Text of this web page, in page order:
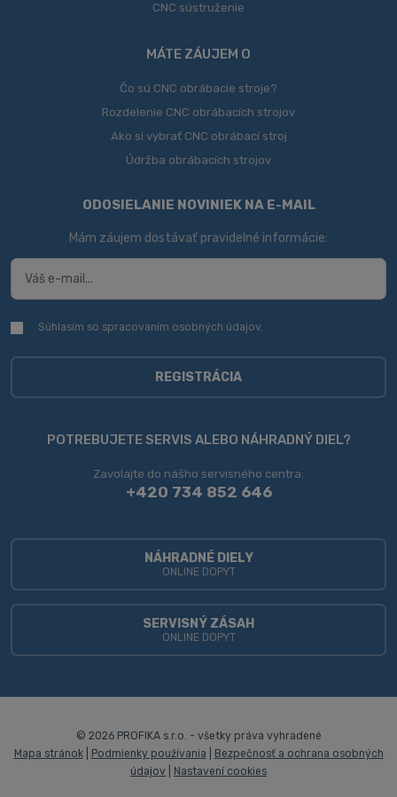
CNC sústruženie
MÁTE ZÁUJEM O
Čo sú CNC obrábacie stroje?
Rozdelenie CNC obrábacích strojov
Ako si vybrať CNC obrábací stroj
Údržba obrábacích strojov
ODOSIELANIE NOVINIEK NA E-MAIL
Mám záujem dostávať pravidelné informácie:
Súhlasím
spracovaním
Súhlasím so spracovaním osobných údajov.
REGISTRÁCIA
sa
nepodarilo
POTREBUJETE SERVIS ALEBO NÁHRADNÝ DIEL?
Zavolajte do nášho servisného centra:
+420 734 852 646
NÁHRADNÉ DIELY
ONLINE DOPYT
SERVISNÝ ZÁSAH
ONLINE DOPYT
© 2026 PROFIKA s.r.o. - všetky práva vyhradené
Mapa stránok
Podmienky používania
Bezpečnosť a ochrana osobných
údajov
Nastavení cookies